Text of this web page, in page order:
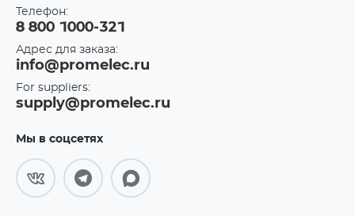
Телефон:
8 800 1000-321
Адрес для заказа:
info@promelec.ru
For suppliers:
supply@promelec.ru
Мы в соцсетях